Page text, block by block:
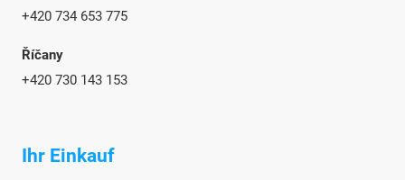
+420 734 653 775
Říčany
+420 730 143 153
Ihr Einkauf